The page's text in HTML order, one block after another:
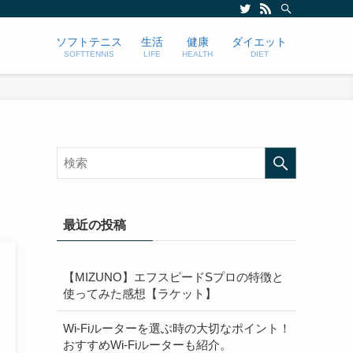
ソフトテニス
SOFTTENNIS
生活
LIFE
健康
HEALTH
ダイエット
DIET
最近の投稿
【MIZUNO】エフスピードSプロの特徴と
使ってみた感想【ラケット】
Wi-Fiルーターを選ぶ時の大切なポイント！
おすすめWi-Fiルーターも紹介。